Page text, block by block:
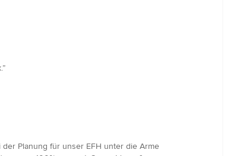
Planung für unser EFH unter die Arme